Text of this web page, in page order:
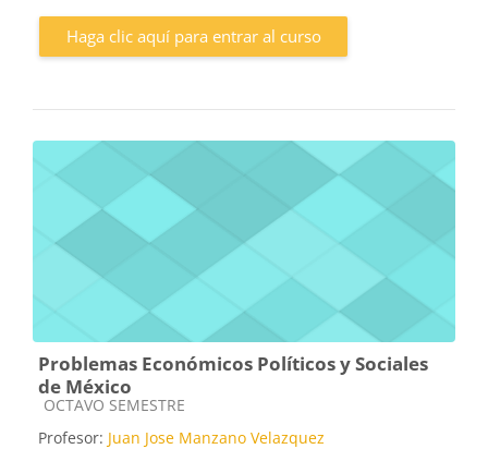
Haga clic aquí para entrar al curso
Problemas Económicos Políticos y Sociales
de México
Categoría de cursos
OCTAVO SEMESTRE
Profesor: Juan Jose Manzano Velazquez